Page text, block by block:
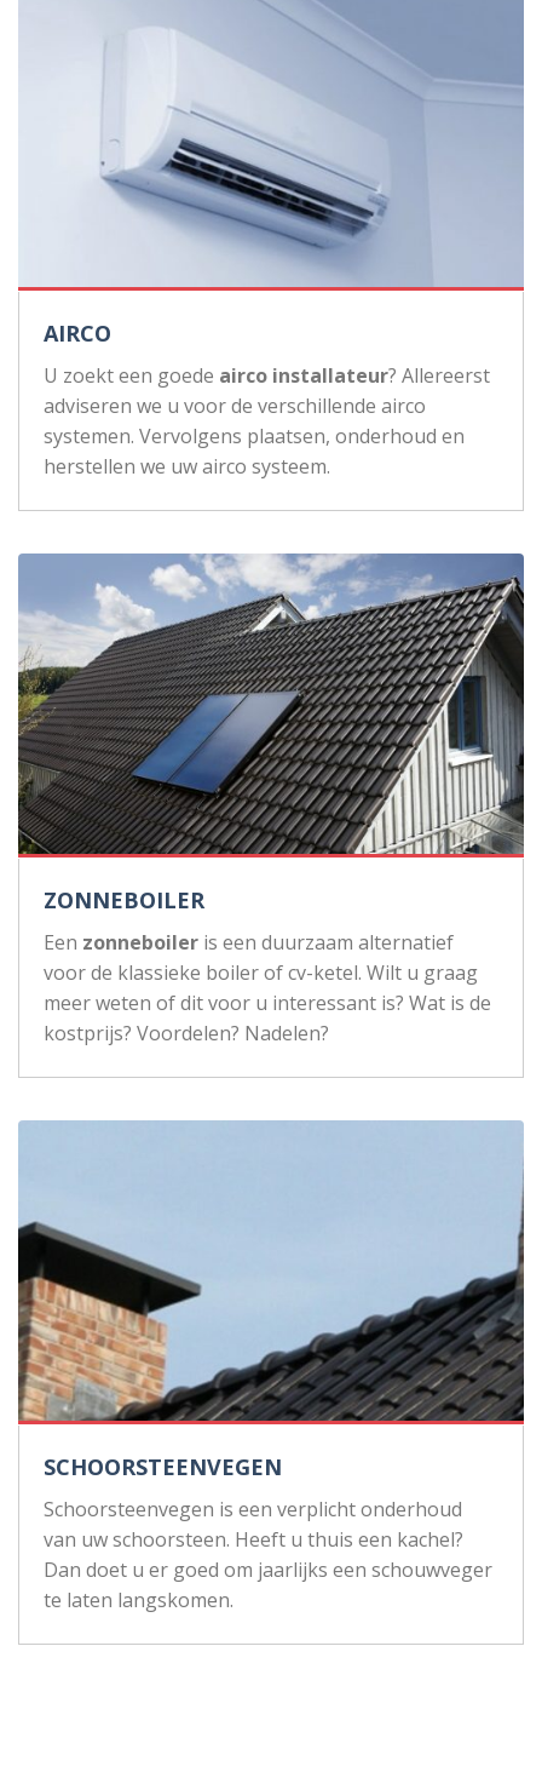
AIRCO
U zoekt een goede airco installateur? Allereerst
adviseren we u voor de verschillende airco
systemen. Vervolgens plaatsen, onderhoud en
herstellen we uw airco systeem.
ZONNEBOILER
Een zonneboiler is een duurzaam alternatief
voor de klassieke boiler of cv-ketel. Wilt u graag
meer weten of dit voor u interessant is? Wat is de
kostprijs? Voordelen? Nadelen?
SCHOORSTEENVEGEN
Schoorsteenvegen is een verplicht onderhoud
van uw schoorsteen. Heeft u thuis een kachel?
Dan doet u er goed om jaarlijks een schouwveger
te laten langskomen.